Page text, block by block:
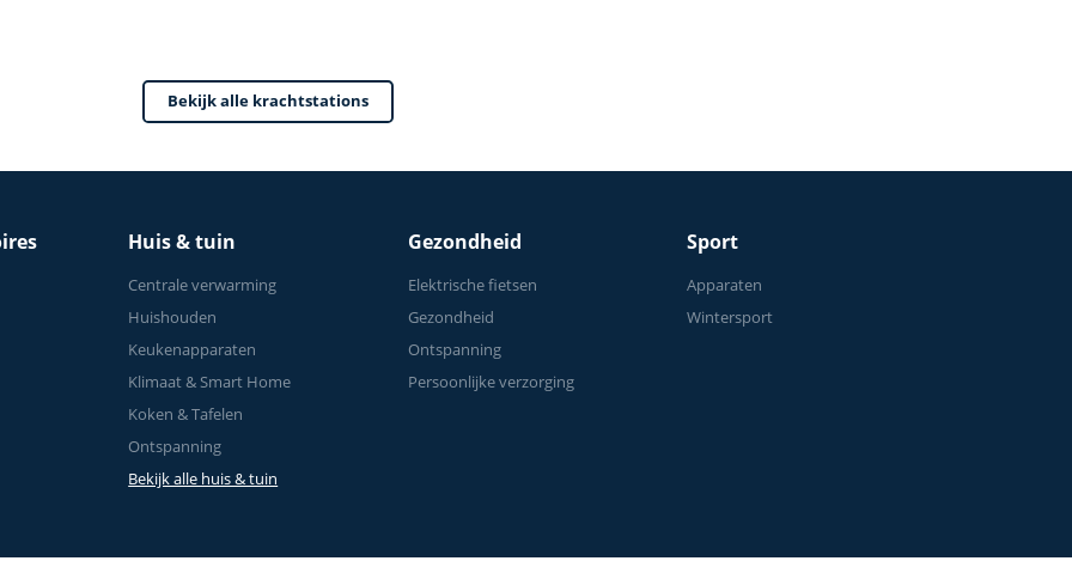
Bekijk alle krachtstations
Huis & tuin
Centrale verwarming
Huishouden
Keukenapparaten
Klimaat & Smart Home
Koken & Tafelen
Ontspanning
Bekijk alle huis & tuin
Gezondheid
Elektrische fietsen
Gezondheid
Ontspanning
Persoonlijke verzorging
Sport
Apparaten
Wintersport